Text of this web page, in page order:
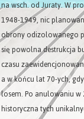
na wsch. od Juraty. W
1948-1949, nic
obrony odizolowanego
się powolna destrukcja
czasu
a w końcu lat 70-ych,
losem. Po anulowaniu w
historyczna tych